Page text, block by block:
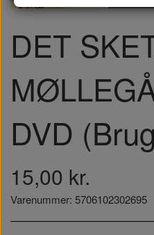
DET
DVD
15,00 kr.
Varenummer: 5706102302695